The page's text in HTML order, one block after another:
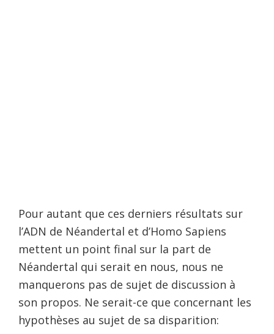
Pour autant que ces derniers résultats sur
l’ADN de Néandertal et d’Homo Sapiens
mettent un point final sur la part de
Néandertal qui serait en nous, nous ne
manquerons pas de sujet de discussion à
son propos. Ne serait-ce que concernant les
hypothèses au sujet de sa disparition: